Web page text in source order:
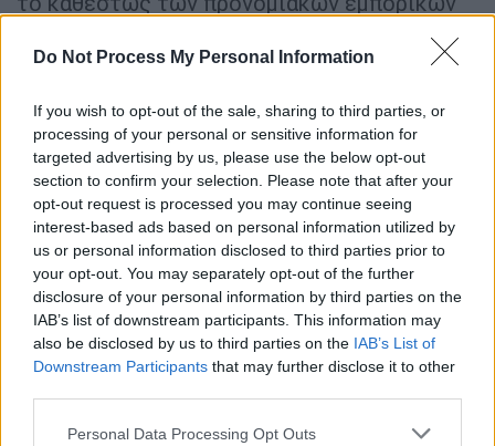
Do Not Process My Personal Information
If you wish to opt-out of the sale, sharing to third parties, or
processing of your personal or sensitive information for
targeted advertising by us, please use the below opt-out
section to confirm your selection. Please note that after your
opt-out request is processed you may continue seeing
interest-based ads based on personal information utilized by
us or personal information disclosed to third parties prior to
your opt-out. You may separately opt-out of the further
disclosure of your personal information by third parties on the
IAB’s list of downstream participants. This information may
also be disclosed by us to third parties on the IAB’s List of
Downstream Participants that may further disclose it to other
Please note that this website/app uses one or more Google
Personal Data Processing Opt Outs
ευνοϊκότερη συμφωνία για το
επιβολή περαιτέρω κυρώσεων εις βάρος
φυσικών προσώπων και λοιπών οντοτήτων,
κάτι το οποίο πιθανόν να συμβεί στην
επερχόμενη σύνοδο κορυφής του Μαρτίου,
όπως αναφέρουν ανεπίσημες πηγές της
ευρωπαϊκής διπλωματίας. Την προηγούμενη
εβδομάδα ο κύριος Ερντογάν ολοκλήρωσε
επαφές με την πρόεδρο της Ευρωπαϊκής
Επιτροπής κα Ούρσουλα φον ντερ Λάιεν, ενώ
ο Τούρκος υπουργός εξωτερικών
κ. Τσαβούσογλου επισφράγισε τα
εξοπλιστικά deal με την Ισπανία.